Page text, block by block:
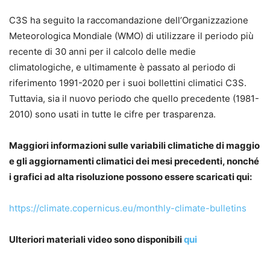
C3S ha seguito la raccomandazione dell’Organizzazione
Meteorologica Mondiale (WMO) di utilizzare il periodo più
recente di 30 anni per il calcolo delle medie
climatologiche, e ultimamente è passato al periodo di
riferimento 1991-2020 per i suoi bollettini climatici C3S.
Tuttavia, sia il nuovo periodo che quello precedente (1981-
2010) sono usati in tutte le cifre per trasparenza.
Maggiori informazioni sulle variabili climatiche di maggio
e gli aggiornamenti climatici dei mesi precedenti, nonché
i grafici ad alta risoluzione possono essere scaricati qui:
https://climate.copernicus.eu/monthly-climate-bulletins
Ulteriori materiali video sono disponibiliqui